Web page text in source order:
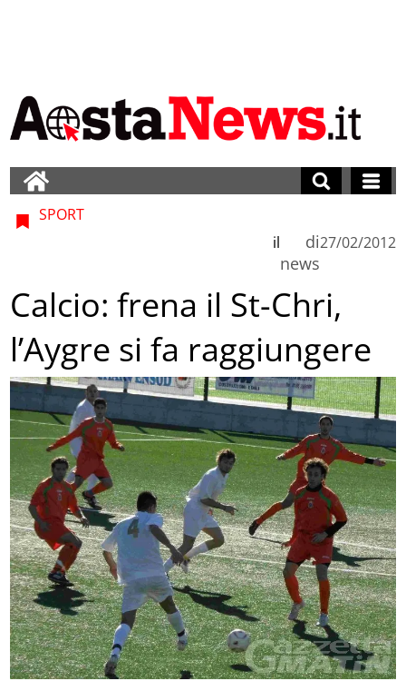
SPORT
di
news
il 27/02/2012
Calcio: frena il St-Chri,
l’Aygre si fa raggiungere